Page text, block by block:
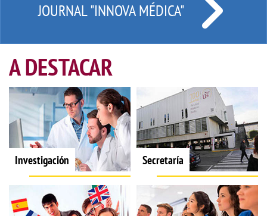
JOURNAL "INNOVA MÉDICA"
A DESTACAR
Investigación Secretaría